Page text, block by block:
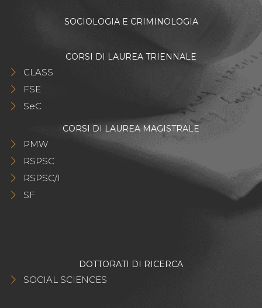
SOCIOLOGIA E CRIMINOLOGIA
CORSI DI LAUREA TRIENNALE
CLASS
FSE
SeC
CORSI DI LAUREA MAGISTRALE
PMW
RSPSC
RSPSC/I
SF
DOTTORATI DI RICERCA
SOCIAL SCIENCES